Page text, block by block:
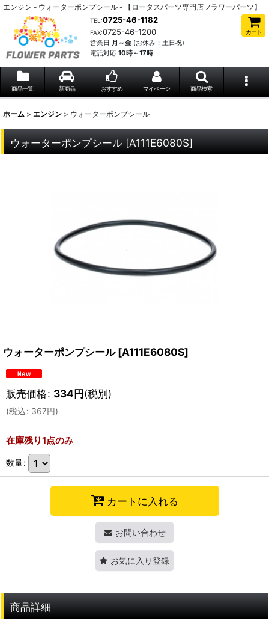
エンジン - ウォーターポンプシール - 【ロータスパーツ専門店フラワーパーツ】
TEL:0725-46-1182
FAX:0725-46-1200
営業日 月～金 (お休み：土日祝)
電話対応 10時～17時
カート
商品一覧 新商品 おすすめ マイページ 商品検索
ホーム > エンジン > ウォーターポンプシール
ウォーターポンプシール [A111E6080S]
ウォーターポンプシール [A111E6080S]
販売価格: 334円(税別)
(税込: 367円)
在庫残り1点のみ
数量:
カートに入れる
お問い合わせ
お気に入り登録
商品詳細